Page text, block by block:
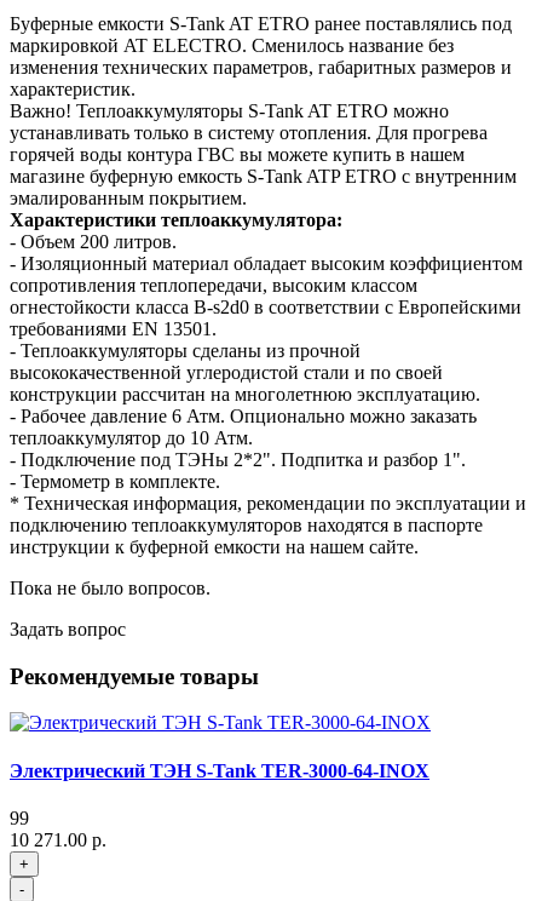
Буферные емкости S-Tank AT ETRO ранее поставлялись под
маркировкой AT ELECTRO. Сменилось название без
изменения технических параметров, габаритных размеров и
характеристик.
Важно! Теплоаккумуляторы S-Tank AT ETRO можно
устанавливать только в систему отопления. Для прогрева
горячей воды контура ГВС вы можете купить в нашем
магазине буферную емкость S-Tank ATP ETRO с внутренним
эмалированным покрытием.
Характеристики теплоаккумулятора:
- Объем 200 литров.
- Изоляционный материал обладает высоким коэффициентом
сопротивления теплопередачи, высоким классом
огнестойкости класса B-s2d0 в соответствии с Европейскими
требованиями EN 13501.
- Теплоаккумуляторы сделаны из прочной
высококачественной углеродистой стали и по своей
конструкции рассчитан на многолетнюю эксплуатацию.
- Рабочее давление 6 Атм. Опционально можно заказать
теплоаккумулятор до 10 Атм.
- Подключение под ТЭНы 2*2". Подпитка и разбор 1".
- Термометр в комплекте.
* Техническая информация, рекомендации по эксплуатации и
подключению теплоаккумуляторов находятся в паспорте
инструкции к буферной емкости на нашем сайте.
Пока не было вопросов.
Задать вопрос
Рекомендуемые товары
Электрический ТЭН S-Tank TER-3000-64-INOX
99
10 271.00 р.
+
-